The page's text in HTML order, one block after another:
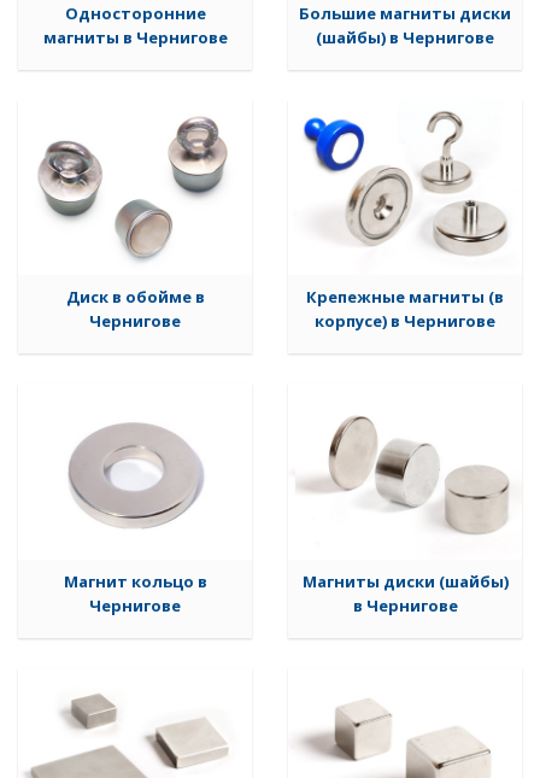
Односторонние
магниты в Чернигове
Большие магниты диски
(шайбы) в Чернигове
Диск в обойме в
Чернигове
Крепежные магниты (в
корпусе) в Чернигове
Магнит кольцо в
Чернигове
Магниты диски (шайбы)
в Чернигове